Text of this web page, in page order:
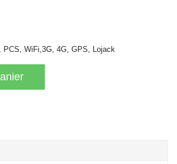
PCS, WiFi,3G, 4G, GPS, Lojack